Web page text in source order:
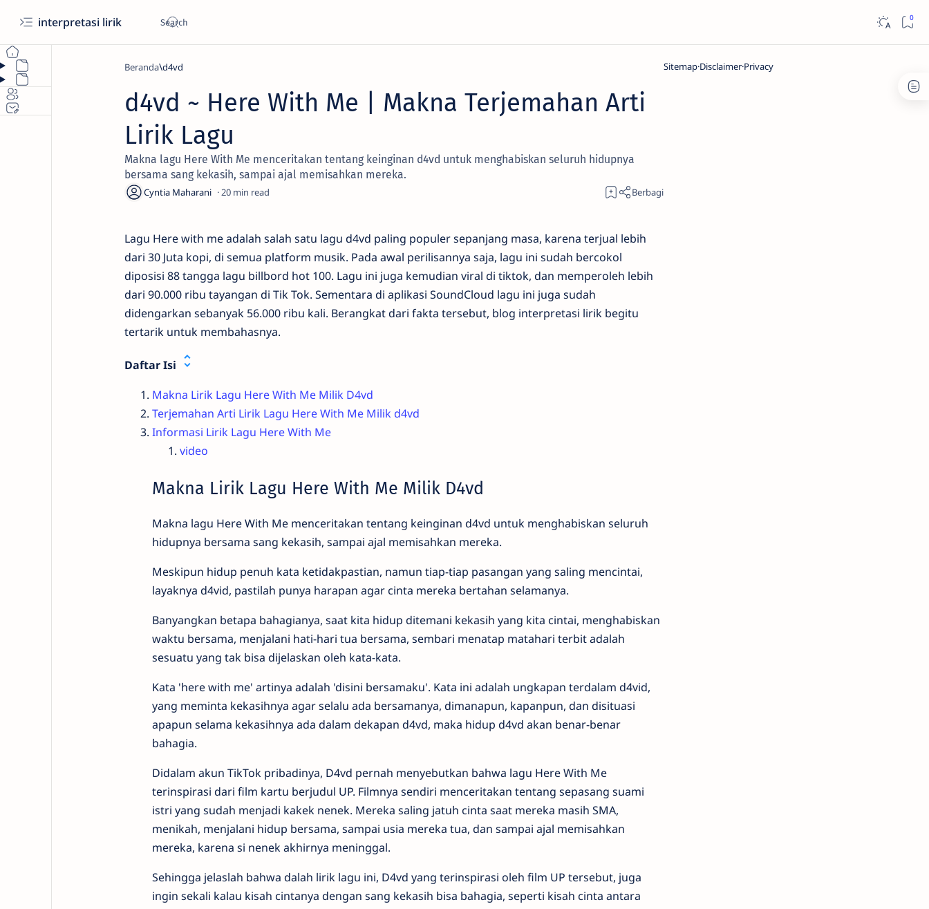
interpretasi lirik
Beranda d4vd
d4vd ~ Here With Me ​| Makna Terjemahan Arti
Lirik Lagu
Makna lagu Here With Me menceritakan tentang keinginan ​d4vd untuk menghabiskan seluruh hidupnya
bersama sang kekasih, sampai ajal memisahkan mereka.
20
Lagu Here with me adalah salah satu lagu d4vd paling populer sepanjang masa, karena terjual lebih
dari 30 Juta kopi, di semua platform musik. Pada awal perilisannya saja, lagu ini sudah bercokol
diposisi 88 tangga lagu billbord hot 100. Lagu ini juga kemudian viral di tiktok, dan memperoleh lebih
dari 90.000 ribu tayangan di Tik Tok. Sementara di aplikasi SoundCloud lagu ini juga sudah
didengarkan sebanyak 56.000 ribu kali. Berangkat dari fakta tersebut, blog interpretasi lirik begitu
tertarik untuk membahasnya.
Daftar Isi
Makna Lirik Lagu Here With Me Milik D4vd
Terjemahan Arti Lirik Lagu Here With Me Milik d4vd
Informasi Lirik Lagu Here With Me
video
Makna Lirik Lagu Here With Me Milik D4vd
Makna lagu Here With Me menceritakan tentang keinginan d4vd untuk menghabiskan seluruh
hidupnya bersama sang kekasih, sampai ajal memisahkan mereka.
Meskipun hidup penuh kata ketidakpastian, namun tiap-tiap pasangan yang saling mencintai,
layaknya d4vid, pastilah punya harapan agar cinta mereka bertahan selamanya.
Banyangkan betapa bahagianya, saat kita hidup ditemani kekasih yang kita cintai, menghabiskan
waktu bersama, menjalani hati-hari tua bersama, sembari menatap matahari terbit adalah
sesuatu yang tak bisa dijelaskan oleh kata-kata.
Kata 'here with me' artinya adalah 'disini bersamaku'. Kata ini adalah ungkapan terdalam d4vid,
yang meminta kekasihnya agar selalu ada bersamanya, dimanapun, kapanpun, dan disituasi
apapun selama kekasihnya ada dalam dekapan d4vd, maka hidup d4vd akan benar-benar
bahagia.
Didalam akun TikTok pribadinya, D4vd pernah menyebutkan bahwa lagu Here With Me
terinspirasi dari film kartu berjudul UP. Filmnya sendiri menceritakan tentang sepasang suami
istri yang sudah menjadi kakek nenek. Mereka saling jatuh cinta saat mereka masih SMA,
menikah, menjalani hidup bersama, sampai usia mereka tua, dan sampai ajal memisahkan
mereka, karena si nenek akhirnya meninggal.
Sehingga jelaslah bahwa dalah lirik lagu ini, D4vd yang terinspirasi oleh film UP tersebut, juga
ingin sekali kalau kisah cintanya dengan sang kekasih bisa bahagia, seperti kisah cinta antara
SitemapDisclaimerPrivacy